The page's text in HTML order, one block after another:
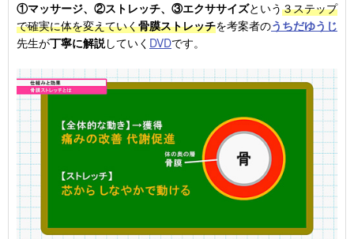
①マッサージ、②ストレッチ、③エクササイズという３ステップ
で確実に体を変えていく骨膜ストレッチを考案者のうちだゆうじ
先生が丁寧に解説していく DVDです。